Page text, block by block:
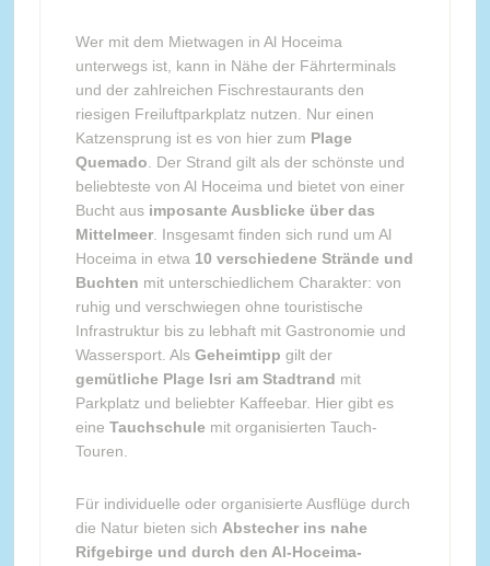
Wer mit dem Mietwagen in Al Hoceima
unterwegs ist, kann in Nähe der Fährterminals
und der zahlreichen Fischrestaurants den
riesigen Freiluftparkplatz nutzen. Nur einen
Katzensprung ist es von hier zum Plage
Quemado. Der Strand gilt als der schönste und
beliebteste von Al Hoceima und bietet von einer
Bucht aus imposante Ausblicke über das
Mittelmeer. Insgesamt finden sich rund um Al
Hoceima in etwa 10 verschiedene Strände und
Buchten mit unterschiedlichem Charakter: von
ruhig und verschwiegen ohne touristische
Infrastruktur bis zu lebhaft mit Gastronomie und
Wassersport. Als Geheimtipp gilt der
gemütliche Plage Isri am Stadtrand mit
Parkplatz und beliebter Kaffeebar. Hier gibt es
eine Tauchschule mit organisierten Tauch-
Touren.
Für individuelle oder organisierte Ausflüge durch
die Natur bieten sich Abstecher ins nahe
Rifgebirge und durch den Al-Hoceima-